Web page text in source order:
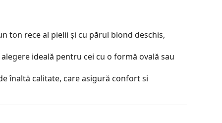
ton rece al pielii și cu părul blond deschis,
ideală pentru cei cu o formă ovală sau
înaltă calitate, care asigură confort si
așezarea potrivită pentru mai mult timp.